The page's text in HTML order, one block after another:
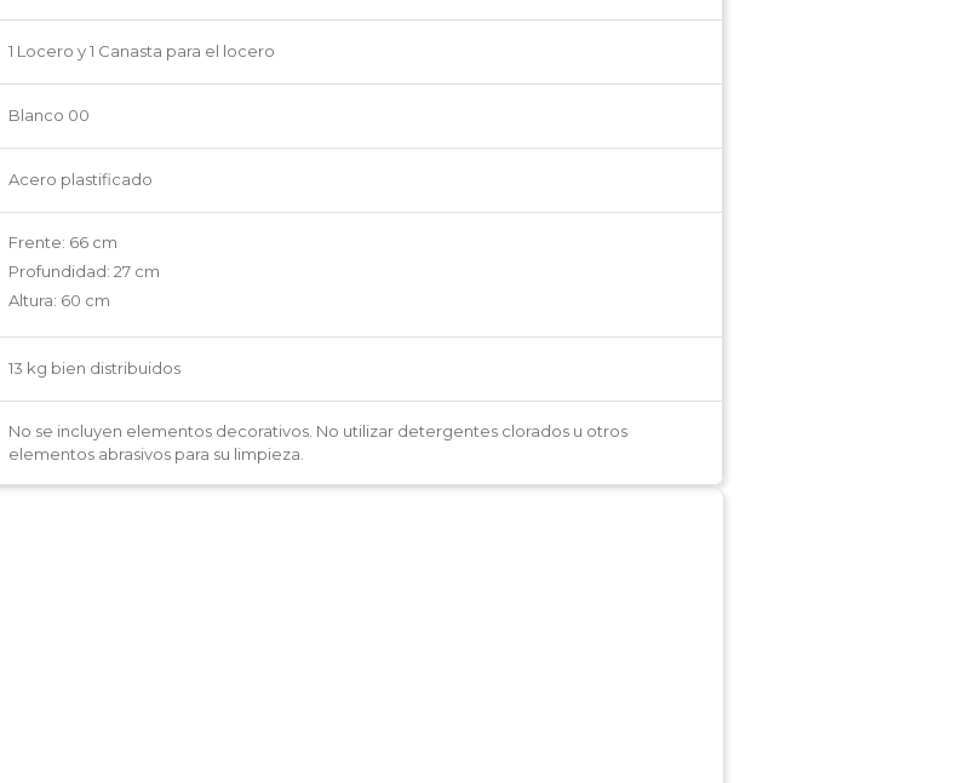
1 Locero y 1 Canasta para el locero
Blanco 00
Acero plastificado
Frente: 66 cm
Profundidad: 27 cm
Altura: 60 cm
13 kg bien distribuidos
No se incluyen elementos decorativos. No utilizar detergentes clorados u otros
elementos abrasivos para su limpieza.